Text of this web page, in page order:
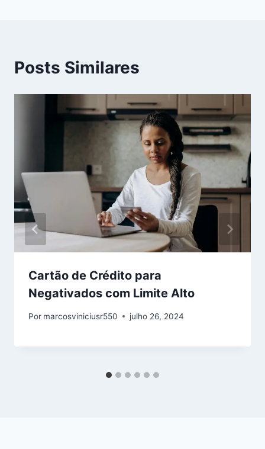
Posts Similares
Cartão de Crédito para
Negativados com Limite Alto
Por marcosviniciusr550 julho 26, 2024